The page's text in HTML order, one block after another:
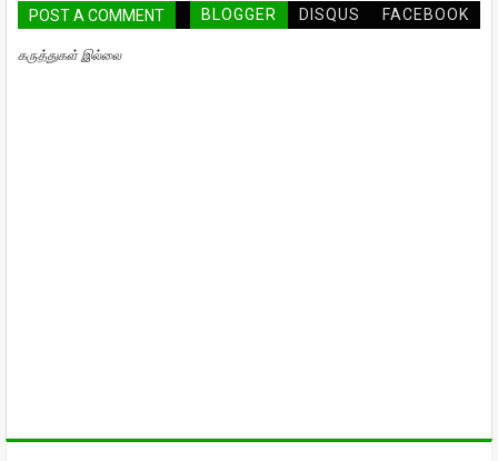
POST A COMMENT BLOGGER DISQUS FACEBOOK
கருத்துகள் இல்லை